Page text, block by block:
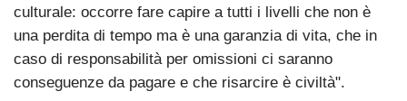
culturale: occorre fare capire a tutti i livelli che non è
una perdita di tempo ma è una garanzia di vita, che in
caso di responsabilità per omissioni ci saranno
conseguenze da pagare e che risarcire è civiltà".